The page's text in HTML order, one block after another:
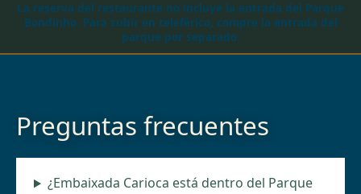
La reserva del restaurante no incluye la entrada del Parque
Bondinho. Para subir en teleférico, compre la entrada del
parque por separado.
Preguntas frecuentes
¿Embaixada Carioca está dentro del Parque